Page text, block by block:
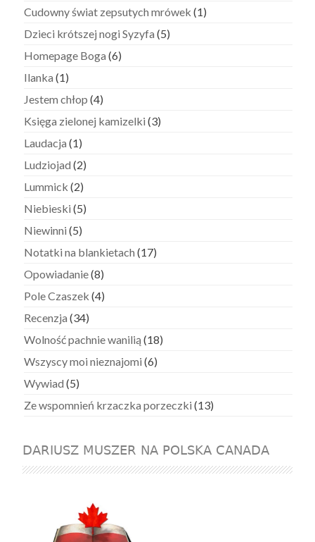
Cudowny świat zepsutych mrówek (1)
Dzieci krótszej nogi Syzyfa (5)
Homepage Boga (6)
Ilanka (1)
Jestem chłop (4)
Księga zielonej kamizelki (3)
Laudacja (1)
Ludziojad (2)
Lummick (2)
Niebieski (5)
Niewinni (5)
Notatki na blankietach (17)
Opowiadanie(8)
Pole Czaszek (4)
Recenzja (34)
Wolność pachnie wanilią (18)
Wszyscy moi nieznajomi (6)
Wywiad (5)
Ze wspomnień krzaczka porzeczki (13)
DARIUSZ MUSZER NA POLSKA CANADA